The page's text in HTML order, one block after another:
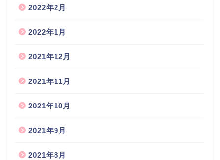
2022年2月
2022年1月
2021年12月
2021年11月
2021年10月
2021年9月
2021年8月